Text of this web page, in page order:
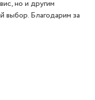
но и другим
выбор. Благодарим за